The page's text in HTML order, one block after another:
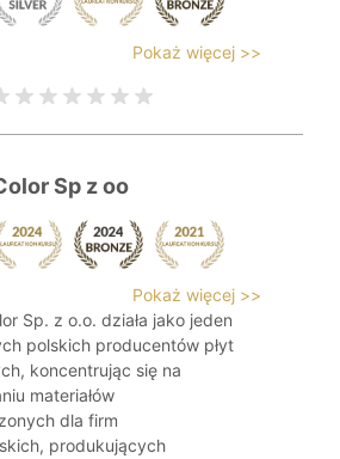
Pokaż więcej >>
Sp z oo
Pokaż więcej >>
Sp. z o.o. działa jako jeden
polskich producentów płyt
koncentrując się na
materiałów
dla firm
produkujących